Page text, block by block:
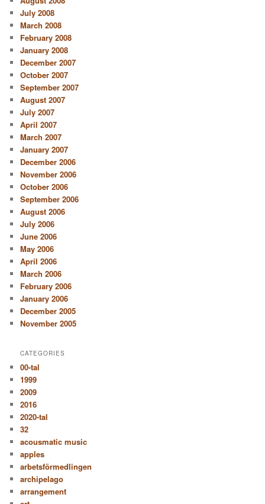
July 2008
March 2008
February 2008
January 2008
December 2007
October 2007
September 2007
August 2007
July 2007
April 2007
March 2007
January 2007
December 2006
November 2006
October 2006
September 2006
August 2006
July 2006
June 2006
May 2006
April 2006
March 2006
February 2006
January 2006
December 2005
November 2005
CATEGORIES
00-tal
1999
2009
2016
2020-tal
32
acousmatic music
apples
arbetsförmedlingen
archipelago
arrangement